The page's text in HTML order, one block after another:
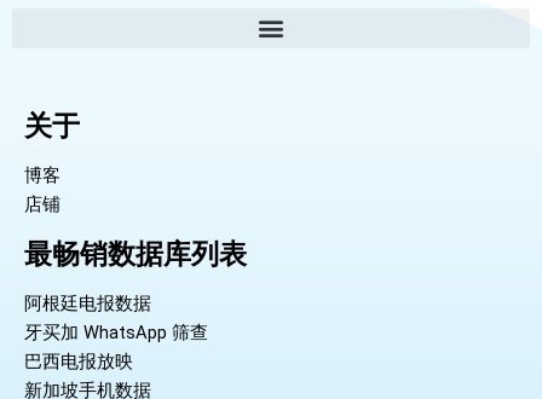
关于
博客
店铺
最畅销数据库列表
阿根廷电报数据
牙买加 WhatsApp 筛查
巴西电报放映
新加坡手机数据